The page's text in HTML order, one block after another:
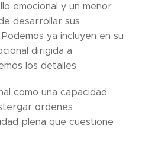
emocional y un menor
desarrollar sus
ya incluyen en su
dirigida a
los detalles.
como una capacidad
ordenes
plena que cuestione